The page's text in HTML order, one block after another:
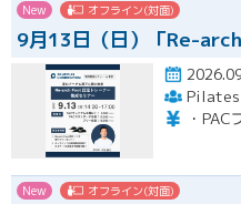
New オフライン(対面)
9月13日（日）「Re-
New オフライン(対面)